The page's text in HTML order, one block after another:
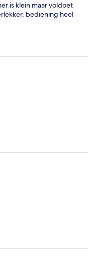
is klein maar voldoet
bediening heel